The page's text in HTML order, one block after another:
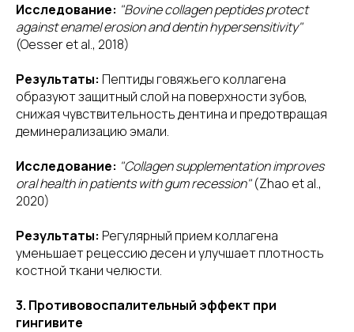
Исследование: "Bovine collagen peptides protect
against enamel erosion and dentin hypersensitivity"
(Oesser et al., 2018)
Результаты: Пептиды говяжьего коллагена
образуют защитный слой на поверхности зубов,
снижая чувствительность дентина и предотвращая
деминерализацию эмали.
Исследование: "Collagen supplementation improves
oral health in patients with gum recession"(Zhao et al.,
2020)
Результаты: Регулярный прием коллагена
уменьшает рецессию десен и улучшает плотность
костной ткани челюсти.
3. Противовоспалительный эффект при
гингивите